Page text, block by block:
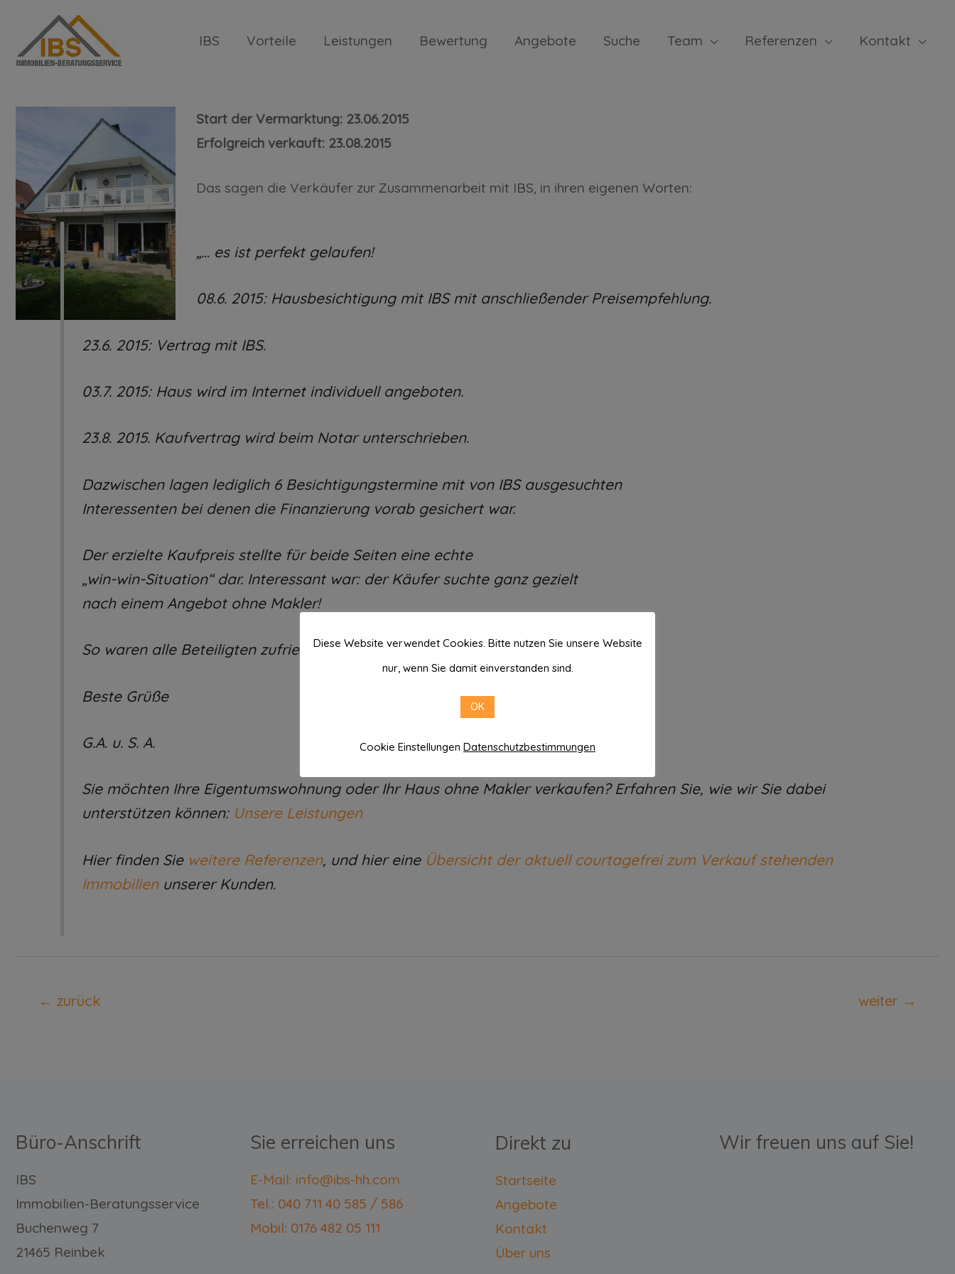
IBS Vorteile Leistungen Bewertung Angebote Suche Team Referenzen Kontakt
Erfolgreich verkauft: Doppelhaushälfte in Barsbüttel, August 2015
Start der Vermarktung: 23.06.2015
Erfolgreich verkauft: 23.08.2015
Das sagen die Verkäufer zur Zusammenarbeit mit IBS, in ihren eigenen Worten:
„… es ist perfekt gelaufen!
08.6. 2015: Hausbesichtigung mit IBS mit anschließender Preisempfehlung.
23.6. 2015: Vertrag mit IBS.
03.7. 2015: Haus wird im Internet individuell angeboten.
23.8. 2015. Kaufvertrag wird beim Notar unterschrieben.
Dazwischen lagen lediglich 6 Besichtigungstermine mit von IBS ausgesuchten
Interessenten bei denen die Finanzierung vorab gesichert war.
Der erzielte Kaufpreis stellte für beide Seiten eine echte
„win-win-Situation“ dar. Interessant war: der Käufer suchte ganz gezielt
nach einem Angebot ohne Makler!
So waren alle Beteiligten zufrieden. Danke an die IBS Damen!
Beste Grüße
G.A. u. S. A.
Sie möchten Ihre Eigentumswohnung oder Ihr Haus ohne Makler verkaufen? Erfahren Sie, wie wir Sie dabei
unterstützen können: Unsere Leistungen
Hier finden Sie weitere Referenzen, und hier eine Übersicht der aktuell courtagefrei zum Verkauf stehenden
Immobilienunserer Kunden.
← zurück weiter →
Büro-Anschrift
IBS
Immobilien-Beratungsservice
Buchenweg 7
21465 Reinbek
Sie erreichen uns
E-Mail: info@ibs-hh.com
Tel.: 040 711 40 585 / 586
Mobil: 0176 482 05 111
Direkt zu
Startseite
Angebote
Kontakt
Über uns
Wir freuen uns auf Sie!
Diese Website verwendet Cookies. Bitte nutzen Sie unsere Website
nur, wenn Sie damit einverstanden sind.
OK
Cookie Einstellungen Datenschutzbestimmungen